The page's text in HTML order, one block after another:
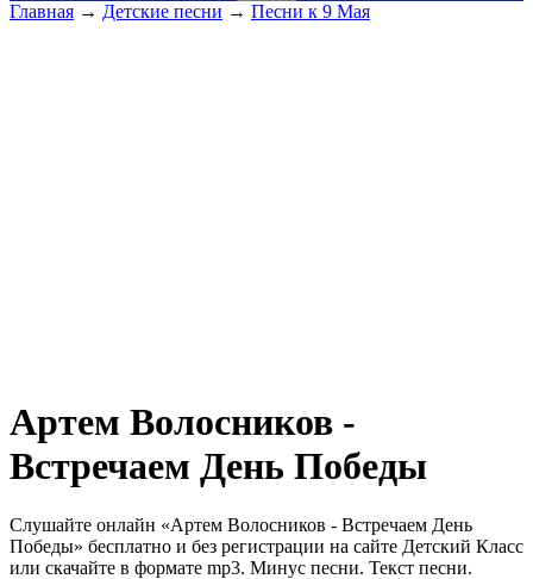
Главная → Детские песни → Песни к 9 Мая
Артем Волосников -
Встречаем День Победы
Слушайте онлайн «Артем Волосников - Встречаем День
Победы» бесплатно и без регистрации на сайте Детский Класс
или скачайте в формате mp3. Минус песни. Текст песни.